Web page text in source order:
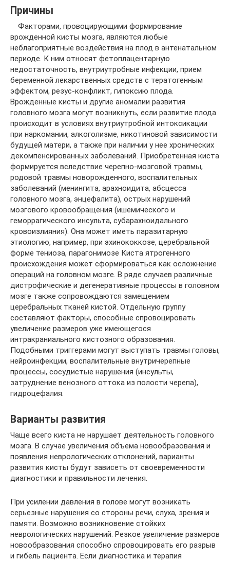
Причины
Факторами, провоцирующими формирование
врожденной кисты мозга, являются любые
неблагоприятные воздействия на плод в антенатальном
периоде. К ним относят фетоплацентарную
недостаточность, внутриутробные инфекции, прием
беременной лекарственных средств с тератогенным
эффектом, резус-конфликт, гипоксию плода.
Врожденные кисты и другие аномалии развития
головного мозга могут возникнуть, если развитие плода
происходит в условиях внутриутробной интоксикации
при наркомании, алкоголизме, никотиновой зависимости
будущей матери, а также при наличии у нее хронических
декомпенсированных заболеваний. Приобретенная киста
формируется вследствие черепно-мозговой травмы,
родовой травмы новорожденного, воспалительных
заболеваний (менингита, арахноидита, абсцесса
головного мозга, энцефалита), острых нарушений
мозгового кровообращения (ишемического и
геморрагического инсульта, субарахноидального
кровоизлияния). Она может иметь паразитарную
этиологию, например, при эхинококкозе, церебральной
форме тениоза, парагонимозе Киста ятрогенного
происхождения может сформироваться как осложнение
операций на головном мозге. В ряде случаев различные
дистрофические и дегенеративные процессы в головном
мозге также сопровождаются замещением
церебральных тканей кистой. Отдельную группу
составляют факторы, способные спровоцировать
увеличение размеров уже имеющегося
интракраниального кистозного образования.
Подобными триггерами могут выступать травмы головы,
нейроинфекции, воспалительные внутричерепные
процессы, сосудистые нарушения (инсульты,
затруднение венозного оттока из полости черепа),
гидроцефалия.
Варианты развития
Чаще всего киста не нарушает деятельность головного
мозга. В случае увеличения объема новообразования и
появления неврологических отклонений, варианты
развития кисты будут зависеть от своевременности
диагностики и правильности лечения.
При усилении давления в голове могут возникать
серьезные нарушения со стороны речи, слуха, зрения и
памяти. Возможно возникновение стойких
неврологических нарушений. Резкое увеличение размеров
новообразования способно спровоцировать его разрыв
и гибель пациента. Если диагностика и терапия